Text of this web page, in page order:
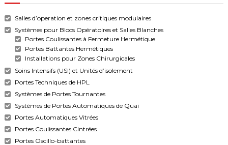
Salles d’operation et zones critiques modulaires
Systèmes pour Blocs Opératoires et Salles Blanches
Portes Coulissantes à Fermeture Hermétique
Portes Battantes Hermétiques
Installations pour Zones Chirurgicales
Soins Intensifs (USI) et Unités d’isolement
Portes Techniques de HPL
Systèmes de Portes Tournantes
Systèmes de Portes Automatiques de Quai
Portes Automatiques Vitrées
Portes Coulissantes Cintrées
Portes Oscillo-battantes